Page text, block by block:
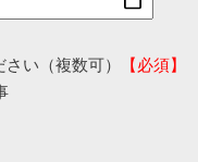
い（複数可）
【必須】